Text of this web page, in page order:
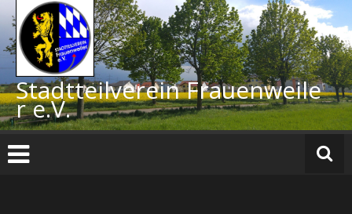
Inhalt
springen
Stadtteilverein Frauenweile
r e.V.